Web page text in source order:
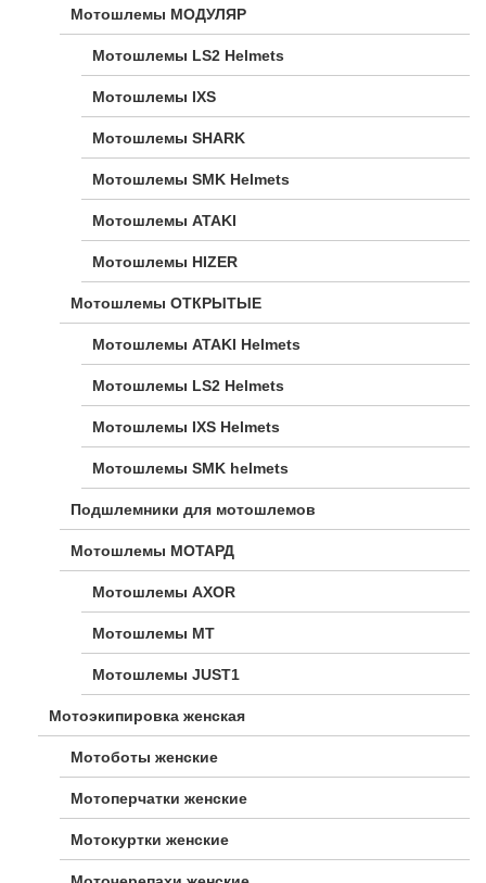
Мотошлемы МОДУЛЯР
Мотошлемы LS2 Helmets
Мотошлемы IXS
Мотошлемы SHARK
Мотошлемы SMK Helmets
Мотошлемы ATAKI
Мотошлемы HIZER
Мотошлемы ОТКРЫТЫЕ
Мотошлемы ATAKI Helmets
Мотошлемы LS2 Helmets
Мотошлемы IXS Helmets
Мотошлемы SMK helmets
Подшлемники для мотошлемов
Мотошлемы МОТАРД
Мотошлемы AXOR
Мотошлемы MT
Мотошлемы JUST1
Мотоэкипировка женская
Мотоботы женские
Мотоперчатки женские
Мотокуртки женские